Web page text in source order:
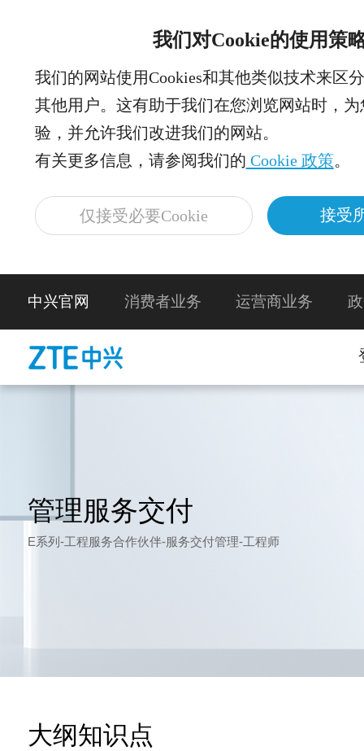
我们对Cookie的使用策
我们的网站使用Cookies和其他类似技术来区
其他用户。这有助于我们在您浏览网站时，
验，并允许我们改进我们的网站。
有关更多信息，请参阅我们的 Cookie 政策。
仅接受必要Cookie 接受
中兴官网 消费者业务 运营商业务
管理服务交付
E系列-工程服务合作伙伴-服务交付管理-工程师
大纲知识点